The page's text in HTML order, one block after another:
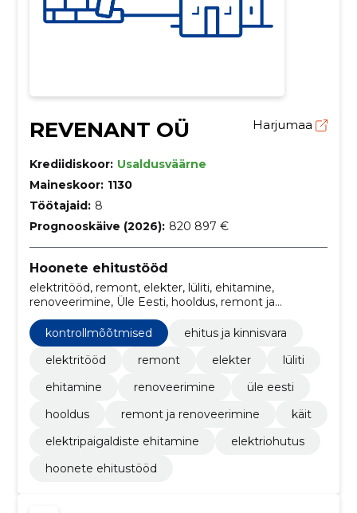
REVENANT OÜ Harjumaa
Krediidiskoor: Usaldusväärne
Maineskoor: 1130
Töötajaid: 8
Prognooskäive (2026): 820 897 €
Hoonete ehitustööd
elektritööd, remont, elekter, lüliti, ehitamine,
renoveerimine, Üle Eesti, hooldus, remont ja
kontrollmõõtmised
ehitus ja kinnisvara
elektritööd
remont elekter
lüliti
ehitamine
renoveerimine
üle eesti
hooldus
remont ja renoveerimine
käit
elektripaigaldiste ehitamine
elektriohutus
hoonete ehitustööd